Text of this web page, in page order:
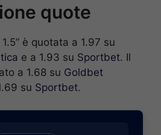
quote
è quotata a 1.97 su
e a 1.93 su Sportbet. Il
a 1.68 su Goldbet
su Sportbet.